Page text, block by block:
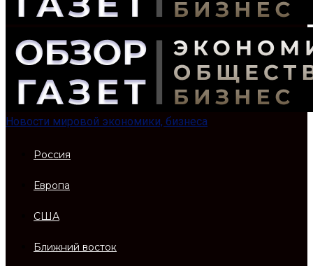
Новости мировой экономики, бизнеса
Россия
Европа
США
Ближний восток